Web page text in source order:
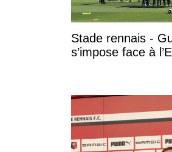
Stade rennais -
s’impose face à